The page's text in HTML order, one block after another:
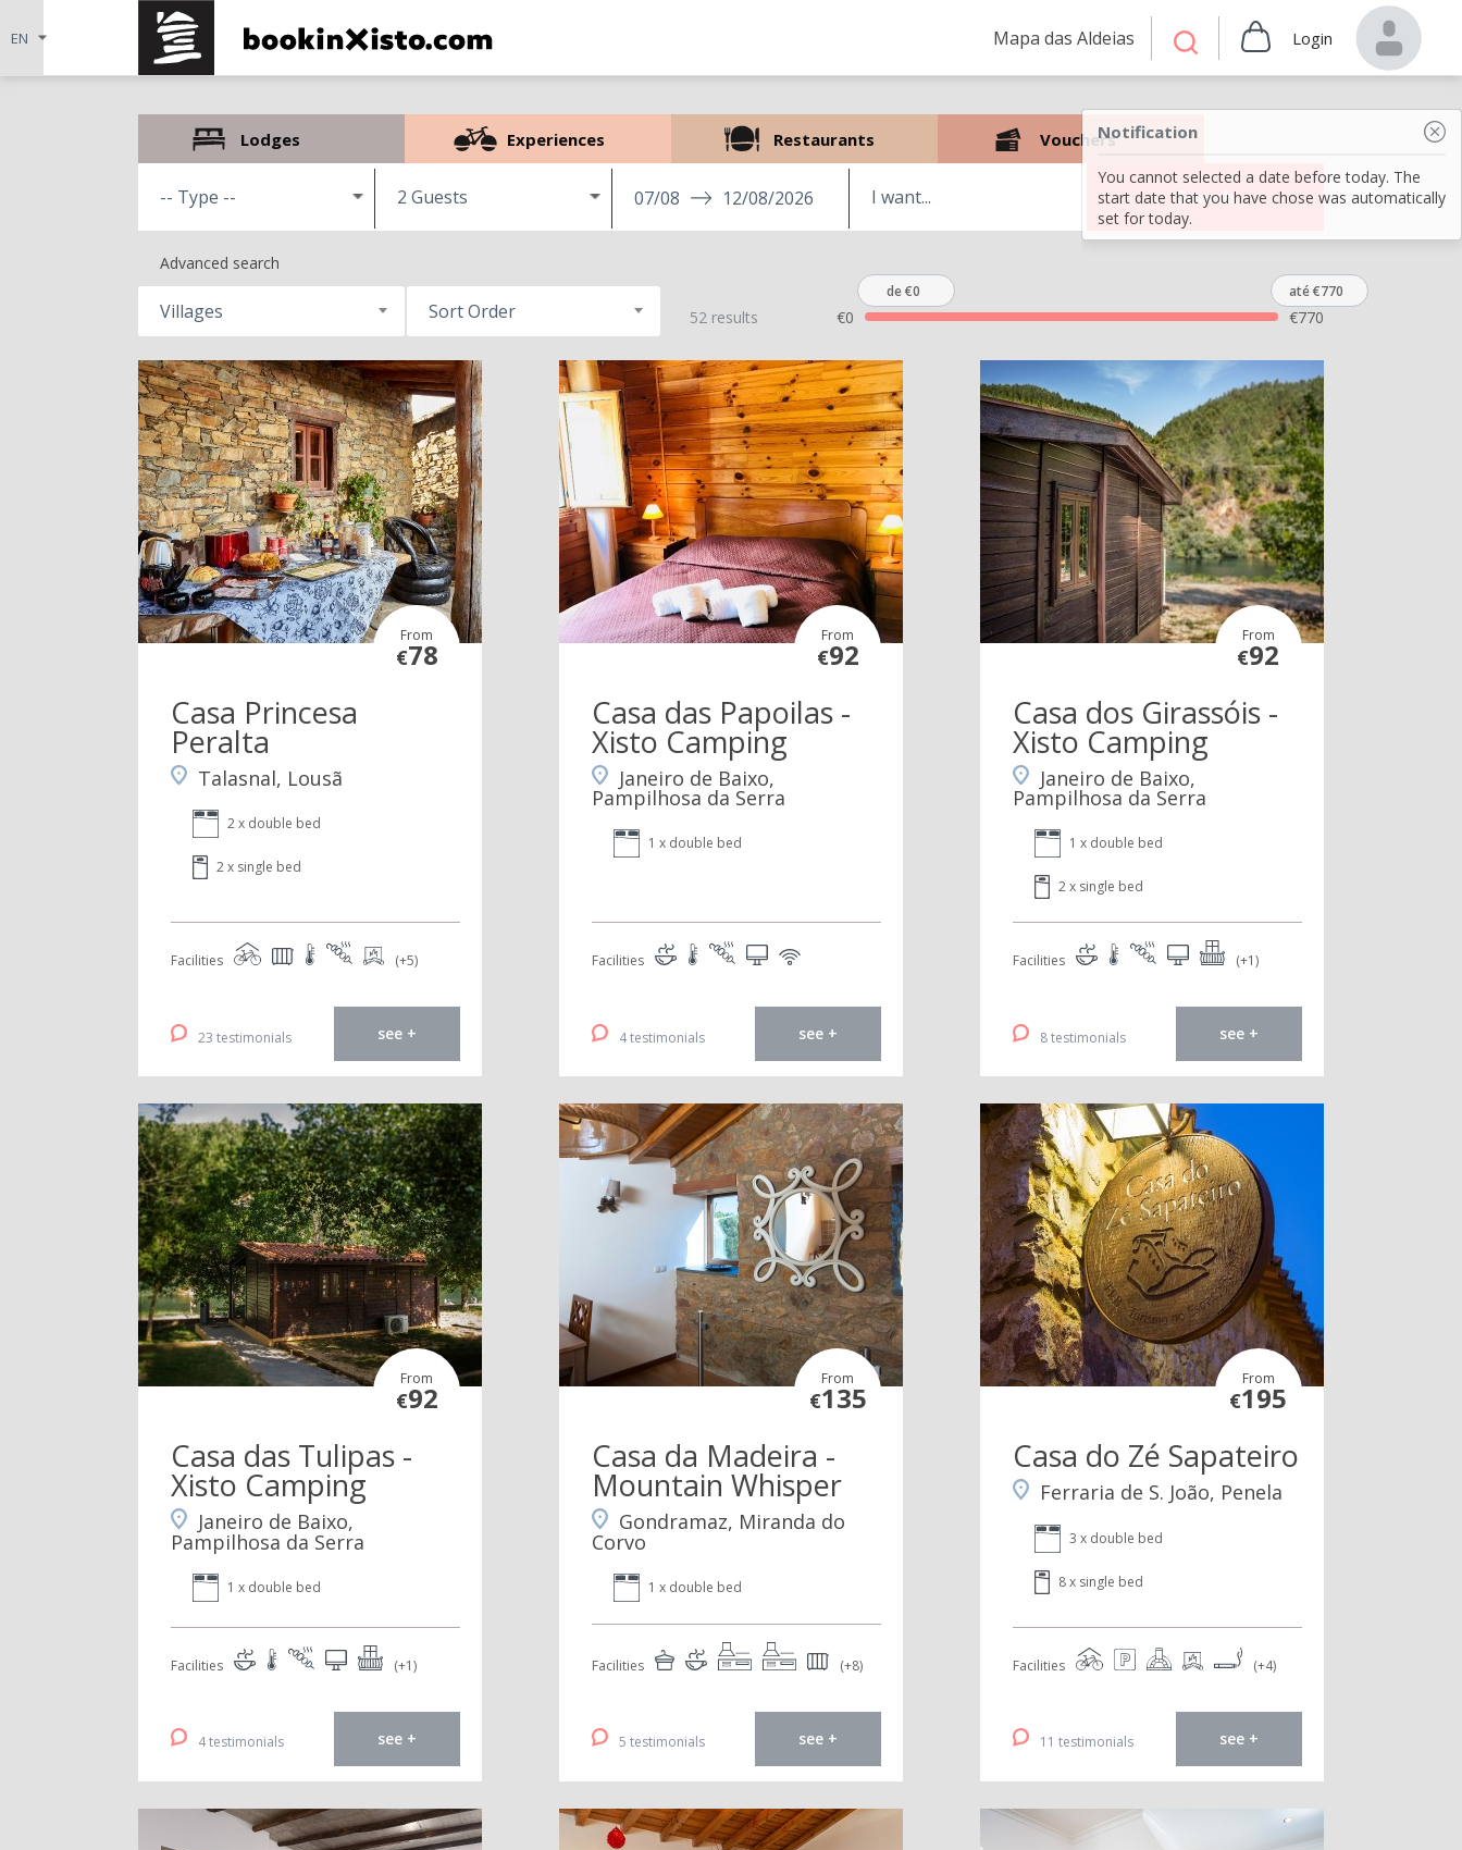
Mapa das Aldeias Login
Notification
You cannot selected a date before today. The
start date that you have chose was automatically
set for today.
Lodges Experiences Restaurants Vouchers
2 Guests 07/08 12/08/2026 Search
Advanced search
Villages Sort Order 52 results €0
de €0 até €770
€770
From
€78
Casa Princesa
Peralta
Talasnal, Lousã
2 x double bed
2 x single bed
Facilities (+5)
23 testimonials see +
From
€92
Casa das Papoilas -
Xisto Camping
Janeiro de Baixo,
Pampilhosa da Serra
1 x double bed
Facilities
4 testimonials see +
From
€92
Casa dos Girassóis -
Xisto Camping
Janeiro de Baixo,
Pampilhosa da Serra
1 x double bed
2 x single bed
Facilities (+1)
8 testimonials see +
From
€92
Casa das Tulipas -
Xisto Camping
Janeiro de Baixo,
Pampilhosa da Serra
1 x double bed
Facilities (+1)
4 testimonials see +
From
€135
Casa da Madeira -
Mountain Whisper
Gondramaz, Miranda do
Corvo
1 x double bed
Facilities (+8)
5 testimonials see +
From
€195
Casa do Zé Sapateiro
Ferraria de S. João, Penela
3 x double bed
8 x single bed
Facilities (+4)
11 testimonials see +